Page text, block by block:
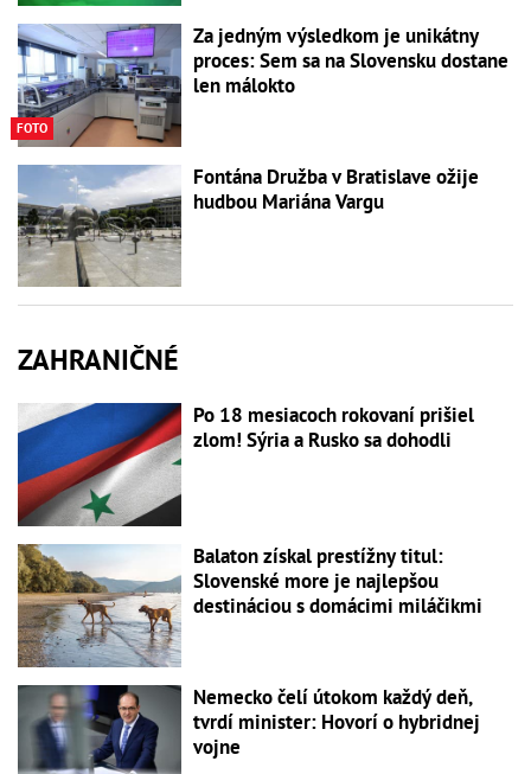
FOTO
Za jedným výsledkom je unikátny
proces: Sem sa na Slovensku dostane
len málokto
Fontána Družba v Bratislave ožije
hudbou Mariána Vargu
ZAHRANIČNÉ
Po 18 mesiacoch rokovaní prišiel
zlom! Sýria a Rusko sa dohodli
Balaton získal prestížny titul:
Slovenské more je najlepšou
destináciou s domácimi miláčikmi
Nemecko čelí útokom každý deň,
tvrdí minister: Hovorí o hybridnej
vojne